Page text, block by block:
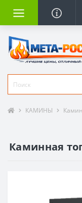
КАМИНЫ
Каминная